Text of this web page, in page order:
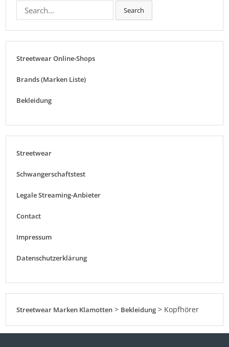
Search
Search
Streetwear Online-Shops
Brands (Marken Liste)
Bekleidung
Streetwear
Schwangerschaftstest
Legale Streaming-Anbieter
Contact
Impressum
Datenschutzerklärung
Streetwear Marken Klamotten > Bekleidung > Kopfhörer